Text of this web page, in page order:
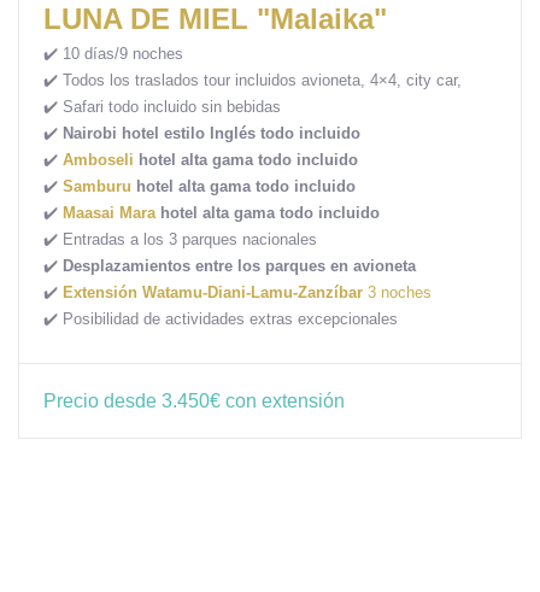
LUNA DE MIEL "Malaika"
✔️ 10 días/9 noches
✔️ Todos los traslados tour incluidos avioneta, 4×4, city car,
✔️ Safari todo incluido sin bebidas
✔️ Nairobi hotel estilo Inglés todo incluido
✔️ Amboseli hotel alta gama todo incluido
✔️ Samburu hotel alta gama todo incluido
✔️ Maasai Mara hotel alta gama todo incluido
✔️ Entradas a los 3 parques nacionales
✔️ Desplazamientos entre los parques en avioneta
✔️ Extensión Watamu-Diani-Lamu-Zanzíbar 3 noches
✔️ Posibilidad de actividades extras excepcionales
Precio desde 3.450€ con extensión